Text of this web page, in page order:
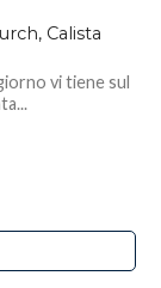
Calista
vi tiene sul